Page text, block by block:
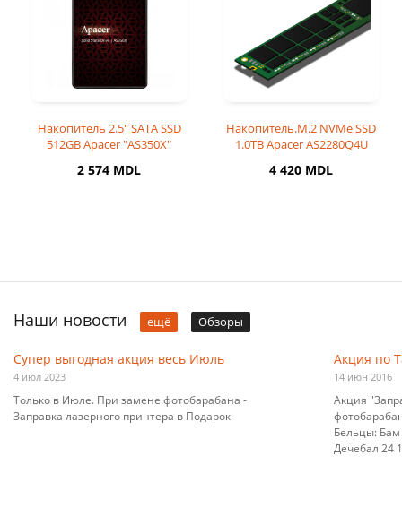
Накопитель 2.5" SATA SSD
512GB Apacer "AS350X"
2 574 MDL
Накопитель.M.2 NVMe SSD
1.0TB Apacer AS2280Q4U
4 420 MDL
Наши новости ещё Обзоры
Супер выгодная акция весь Июль
4 июл 2023
Только в Июле. При замене фотобарабана -
Заправка лазерного принтера в Подарок
Акция по
14 июн 2016
Акция
Бельцы: Бам
Дечебал 24